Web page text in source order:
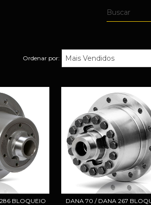
Ordenar por:
BLOQUEIO
DANA 70 / DANA 267